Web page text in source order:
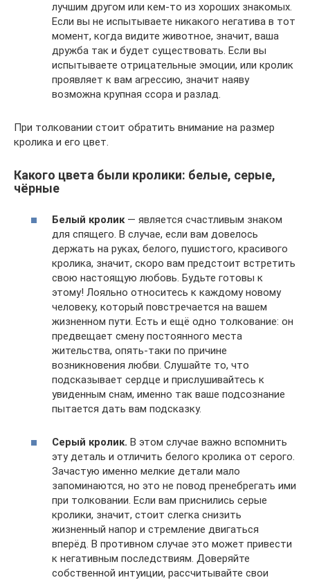
лучшим другом или кем-то из хороших знакомых.
Если вы не испытываете никакого негатива в тот
момент, когда видите животное, значит, ваша
дружба так и будет существовать. Если вы
испытываете отрицательные эмоции, или кролик
проявляет к вам агрессию, значит наяву
возможна крупная ссора и разлад.
При толковании стоит обратить внимание на размер
кролика и его цвет.
Какого цвета были кролики: белые, серые,
чёрные
Белый кролик — является счастливым знаком
для спящего. В случае, если вам довелось
держать на руках, белого, пушистого, красивого
кролика, значит, скоро вам предстоит встретить
свою настоящую любовь. Будьте готовы к
этому! Лояльно относитесь к каждому новому
человеку, который повстречается на вашем
жизненном пути. Есть и ещё одно толкование: он
предвещает смену постоянного места
жительства, опять-таки по причине
возникновения любви. Слушайте то, что
подсказывает сердце и прислушивайтесь к
увиденным снам, именно так ваше подсознание
пытается дать вам подсказку.
Серый кролик. В этом случае важно вспомнить
эту деталь и отличить белого кролика от серого.
Зачастую именно мелкие детали мало
запоминаются, но это не повод пренебрегать ими
при толковании. Если вам приснились серые
кролики, значит, стоит слегка снизить
жизненный напор и стремление двигаться
вперёд. В противном случае это может привести
к негативным последствиям. Доверяйте
собственной интуиции, рассчитывайте свои